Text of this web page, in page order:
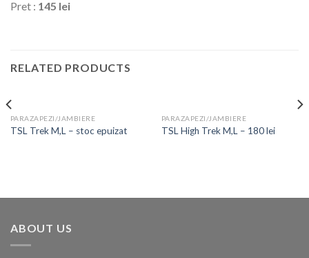
Pret : 145 lei
RELATED PRODUCTS
PARAZAPEZI/JAMBIERE
TSL Trek M,L – stoc epuizat
PARAZAPEZI/JAMBIERE
TSL High Trek M,L – 180 lei
ABOUT US